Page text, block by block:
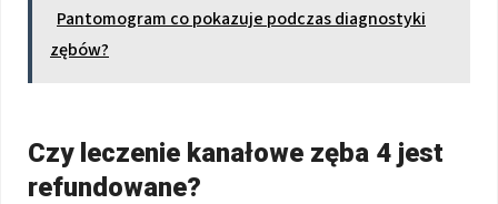
Pantomogram co pokazuje podczas diagnostyki
zębów?
Czy leczenie kanałowe zęba 4 jest
refundowane?